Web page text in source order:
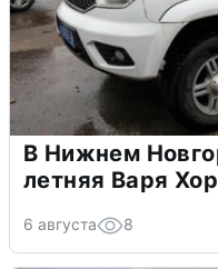
В Нижнем
летняя Варя
6 августа 8